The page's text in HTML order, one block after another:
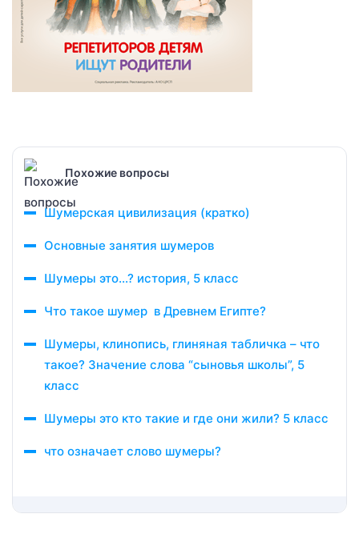
Похожие вопросы
Шумерская цивилизация (кратко)
Основные занятия шумеров
Шумеры это…? история, 5 класс
Что такое шумер в Древнем Египте?
Шумеры, клинопись, глиняная табличка – что
такое? Значение слова “сыновья школы”, 5
класс
Шумеры это кто такие и где они жили? 5 класс
что означает слово шумеры?